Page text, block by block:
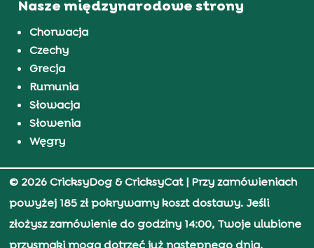
Nasze międzynarodowe strony
Chorwacja
Czechy
Grecja
Rumunia
Słowacja
Słowenia
Węgry
© 2026 CricksyDog & CricksyCat| Przy zamówieniach
powyżej 185 zł pokrywamy koszt dostawy. Jeśli
złożysz zamówienie do godziny 14:00, Twoje ulubione
przysmaki mogą dotrzeć już następnego dnia.